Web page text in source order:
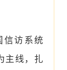
信访系统
主线，扎